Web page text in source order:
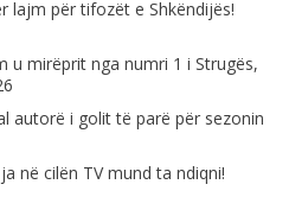
lajm për tifozët e Shkëndijës!
u mirëprit nga numri 1 i Strugës,
autorë i golit të parë për sezonin
në cilën TV mund ta ndiqni!